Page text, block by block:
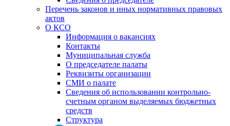
Перечень законов и иных нормативных правовых
актов
О КСО
Информация о вакансиях
Контакты
Муниципальная служба
О председателе палаты
Реквизиты организации
СМИ о палате
Сведения об использовании контрольно-
счетным органом выделяемых бюджетных
средств
Структура